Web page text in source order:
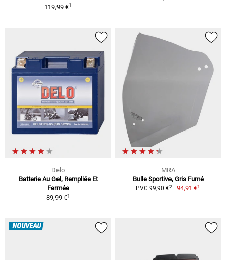
119,99 €1
Delo
Batterie Au Gel, Rempliée Et
Fermée
89,99 €1
MRA
Bulle Sportive, Gris Fumé
PVC 99,90 €2 94,91 €1
NOUVEAU